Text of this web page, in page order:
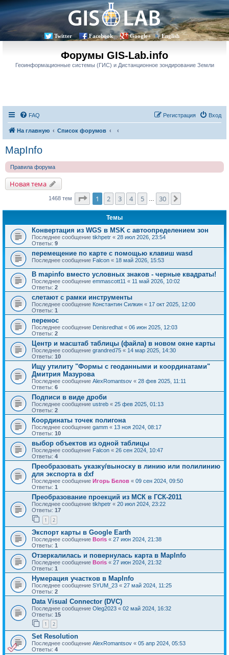
Twitter Facebook Google+ English
Форумы GIS-Lab.info
Геоинформационные системы (ГИС) и Дистанционное зондирование Земли
FAQ Вход
Регистрация
На главную Список форумов
MapInfo
Правила форума
Новая тема
1468 тем Страница1 из
1 2 3 4 5 30
Темы
Конвертация из WGS в MSK с автоопределением зон
Последнее сообщение tikhpetr « 28 июл 2026, 23:54
Ответы: 9
перемещение по карте с помощью клавиш wasd
Последнее сообщение Falcon « 18 май 2026, 15:53
В mapinfo вместо условных знаков - черные квадраты!
Последнее сообщение emmascott11 « 11 май 2026, 10:02
Ответы: 2
слетают с рамки инструменты
Последнее сообщение Константин Силкин « 17 окт 2025, 12:00
Ответы: 1
перенос
Последнее сообщение Denisredhat « 06 июн 2025, 12:03
Ответы: 2
Центр и масштаб таблицы (файла) в новом окне карты
Последнее сообщение grandred75 « 14 мар 2025, 14:30
Ответы: 10
Ищу утилиту "Формы с геоданными и координатами"
Дмитрия Мазурова
Последнее сообщение AlexRomantsov « 28 фев 2025, 11:11
Ответы: 6
Подписи в виде дроби
Последнее сообщение ustreb « 25 фев 2025, 01:13
Ответы: 2
Координаты точек полигона
Последнее сообщение gamm « 13 ноя 2024, 08:17
Ответы: 10
выбор объектов из одной таблицы
Последнее сообщение Falcon « 26 сен 2024, 10:47
Ответы: 4
Преобразовать указку/выноску в линию или полилинию
для экспорта в dxf
Последнее сообщение Игорь Белов « 09 сен 2024, 09:50
Ответы: 1
Преобразование проекций из МСК в ГСК-2011
Последнее сообщение tikhpetr « 20 июл 2024, 23:22
Ответы: 17
1 2
Экспорт карты в Google Earth
Последнее сообщение Boris « 27 июн 2024, 21:38
Ответы: 1
Отзеркалилась и повернулась карта в MapInfo
Последнее сообщение Boris « 27 июн 2024, 21:32
Ответы: 1
Нумерация участков в MapInfo
Последнее сообщение SYUM_23 « 27 май 2024, 11:25
Ответы: 2
Data Visual Connector (DVC)
Последнее сообщение Oleg2023 « 02 май 2024, 16:32
Ответы: 15
1 2
Set Resolution
Последнее сообщение AlexRomantsov « 05 апр 2024, 05:53
Ответы: 4